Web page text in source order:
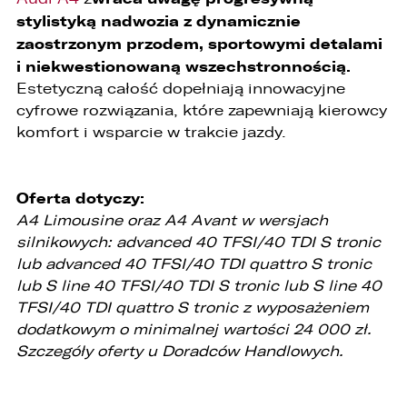
stylistyką nadwozia z dynamicznie
zaostrzonym przodem, sportowymi detalami
i niekwestionowaną wszechstronnością.
Estetyczną całość dopełniają innowacyjne
cyfrowe rozwiązania, które zapewniają kierowcy
komfort i wsparcie w trakcie jazdy.
Oferta dotyczy:
A4 Limousine oraz A4 Avant w wersjach
silnikowych: advanced 40 TFSI/40 TDI S tronic
lub advanced 40 TFSI/40 TDI quattro S tronic
lub S line 40 TFSI/40 TDI S tronic lub S line 40
TFSI/40 TDI quattro S tronic z wyposażeniem
dodatkowym o minimalnej wartości 24 000 zł.
Szczegóły oferty u Doradców Handlowych.
1. podniesienia bezpieczeństwa i rzetelności
2. przygotowania oferty;
3. weryfikacji możliwości zawarcia umowy,
4. realizacji usług,
1. Odbiorcami Państwa danych osobowych
1. wyłącznie podmioty uprawnione do uzyskania
danych osobowych na podstawie przepisów
2. osoby upoważnione przez Administratora do
przetwarzania danych w ramach wykonywania
swoich obowiązków służbowych,